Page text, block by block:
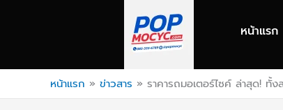
หน้าแรก
หน้าแรก » ข่าวสาร » ราคารถมอเตอร์ไซค์ ล่าสุด!